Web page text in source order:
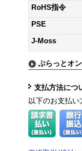
RoHS指令
PSE
J-Moss
ぷらっとオ
支払方法につ
以下のお支払い